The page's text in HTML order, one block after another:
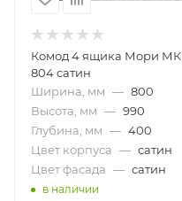
Комод 4 ящика Мори МК
804 сатин
Ширина, мм — 800
Высота, мм — 990
Глубина, мм — 400
Цвет корпуса — сатин
Цвет фасада — сатин
в наличии